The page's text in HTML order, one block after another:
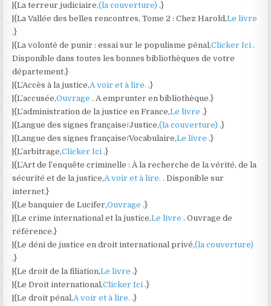
|{La terreur judiciaire,(la couverture).}
|{La Vallée des belles rencontres, Tome 2 : Chez Harold,Le livre
.}
|{La volonté de punir : essai sur le populisme pénal,Clicker Ici.
Disponible dans toutes les bonnes bibliothèques de votre
département.}
|{L’Accès à la justice,A voir et à lire..}
|{L’accusée,Ouvrage. A emprunter en bibliothèque.}
|{L’administration de la justice en France,Le livre.}
|{Langue des signes française/Justice,(la couverture).}
|{Langue des signes française/Vocabulaire,Le livre.}
|{L’arbitrage,Clicker Ici.}
|{L’Art de l’enquête criminelle : À la recherche de la vérité, de la
sécurité et de la justice,A voir et à lire.. Disponible sur
internet.}
|{Le banquier de Lucifer,Ouvrage.}
|{Le crime international et la justice,Le livre. Ouvrage de
référence.}
|{Le déni de justice en droit international privé,(la couverture)
.}
|{Le droit de la filiation,Le livre.}
|{Le Droit international,Clicker Ici.}
|{Le droit pénal,A voir et à lire..}